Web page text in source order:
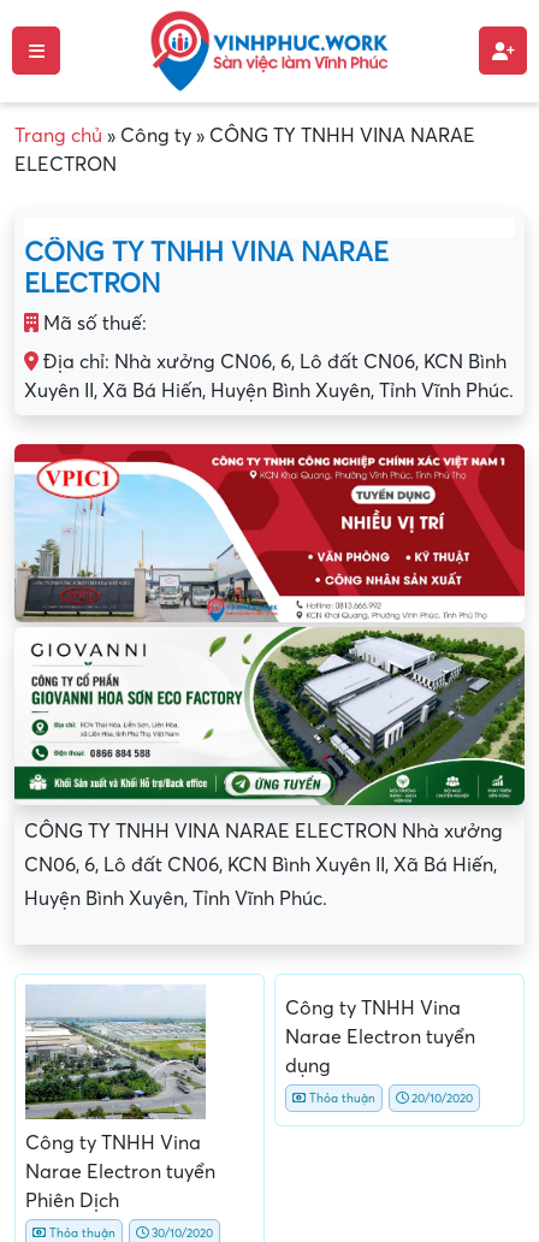
Trang chủ » Công ty » CÔNG TY TNHH VINA NARAE
ELECTRON
CÔNG TY TNHH VINA NARAE
ELECTRON
Mã số thuế:
Địa chỉ: Nhà xưởng CN06, 6, Lô đất CN06, KCN Bình
Xuyên II, Xã Bá Hiến, Huyện Bình Xuyên, Tỉnh Vĩnh Phúc.
CÔNG TY TNHH VINA NARAE ELECTRON Nhà xưởng
CN06, 6, Lô đất CN06, KCN Bình Xuyên II, Xã Bá Hiến,
Huyện Bình Xuyên, Tỉnh Vĩnh Phúc.
Công ty TNHH Vina
Narae Electron tuyển
Phiên Dịch
Thỏa thuận 30/10/2020
Công ty TNHH Vina
Narae Electron tuyển
dụng
Thỏa thuận 20/10/2020